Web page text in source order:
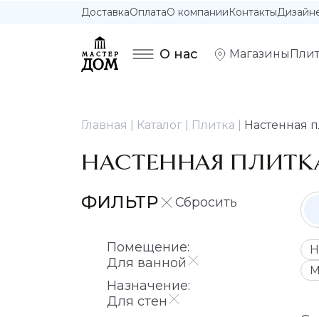
ДоставкаОплатаО компанииКонтакты
О нас Магазины
Главная Каталог Плитка Настенная
НАСТЕННАЯ
ФИЛЬТР
Помещение:
Для ванной
Назначение:
Для стен